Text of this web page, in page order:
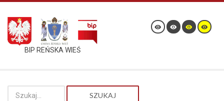
BIP REŃSKA WIEŚ
SZUKAJ